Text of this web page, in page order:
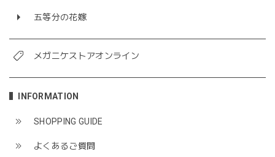
五等分の花嫁
メガニケストアオンライン
INFORMATION
SHOPPING GUIDE
よくあるご質問